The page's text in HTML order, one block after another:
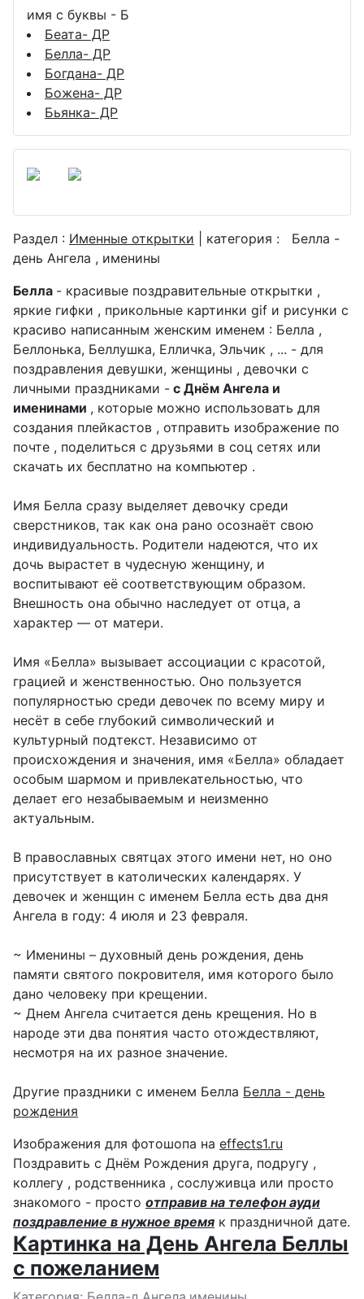
имя с буквы - Б
Беата- ДР
Белла- ДР
Богдана- ДР
Божена- ДР
Бьянка- ДР
Раздел : Именные открытки | категория : Белла -
день Ангела , именины
Белла - красивые поздравительные открытки ,
яркие гифки , прикольные картинки gif и рисунки с
красиво написанным женским именем : Белла ,
Беллонька, Беллушка, Елличка, Эльчик , ... - для
поздравления девушки, женщины , девочки с
личными праздниками - с Днём Ангела и
именинами , которые можно использовать для
создания плейкастов , отправить изображение по
почте , поделиться с друзьями в соц сетях или
скачать их бесплатно на компьютер .
Имя Белла сразу выделяет девочку среди
сверстников, так как она рано осознаёт свою
индивидуальность. Родители надеются, что их
дочь вырастет в чудесную женщину, и
воспитывают её соответствующим образом.
Внешность она обычно наследует от отца, а
характер — от матери.
Имя «Белла» вызывает ассоциации с красотой,
грацией и женственностью. Оно пользуется
популярностью среди девочек по всему миру и
несёт в себе глубокий символический и
культурный подтекст. Независимо от
происхождения и значения, имя «Белла» обладает
особым шармом и привлекательностью, что
делает его незабываемым и неизменно
актуальным.
В православных святцах этого имени нет, но оно
присутствует в католических календарях. У
девочек и женщин с именем Белла есть два дня
Ангела в году: 4 июля и 23 февраля.
~ Именины – духовный день рождения, день
памяти святого покровителя, имя которого было
дано человеку при крещении.
~ Днем Ангела считается день крещения. Но в
народе эти два понятия часто отождествляют,
несмотря на их разное значение.
Другие праздники с именем Белла Белла - день
рождения
Изображения для фотошопа на effects1.ru
Поздравить с Днём Рождения друга, подругу ,
коллегу , родственника , сослуживца или просто
знакомого - просто отправив на телефон ауди
поздравление в нужное время к праздничной дате.
Картинка на День Ангела Беллы
с пожеланием